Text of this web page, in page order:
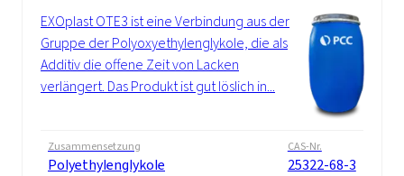
EXOplast OTE3 ist eine Verbindung aus der
Gruppe der Polyoxyethylenglykole, die als
Additiv die offene Zeit von Lacken
verlängert. Das Produkt ist gut löslich in...
Zusammensetzung
Polyethylenglykole
CAS-Nr.
25322-68-3